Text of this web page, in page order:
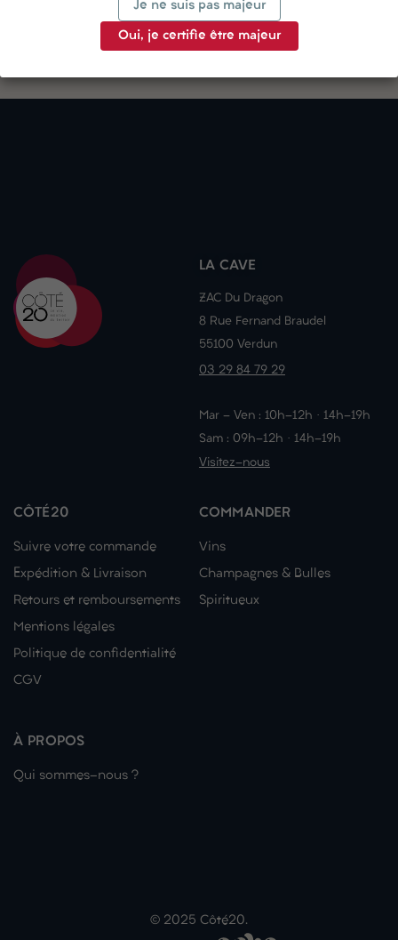
LA CAVE
ZAC Du Dragon
8 Rue Fernand Braudel
55100 Verdun
03 29 84 79 29
Mar - Ven : 10h-12h · 14h-19h
Sam : 09h-12h · 14h-19h
Visitez-nous
CÔTÉ20
Suivre votre commande
Expédition & Livraison
Retours et remboursements
Mentions légales
Politique de confidentialité
CGV
COMMANDER
Vins
Champagnes & Bulles
Spiritueux
À PROPOS
Qui sommes-nous ?
© 2025 Côté20.
Je ne suis pas majeur
Oui, je certifie être majeur